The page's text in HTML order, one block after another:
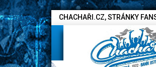
CHACHAŘI.CZ, STRÁNKY